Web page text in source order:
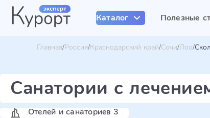
Каталог Полезные
Главная Россия Краснодарский край Сочи Лоо
Санатории с
Отелей и санаториев 3